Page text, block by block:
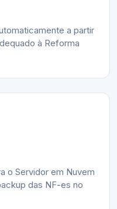
a partir
à Reforma
o Servidor em Nuvem
das NF-es no